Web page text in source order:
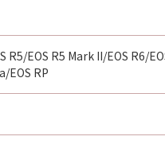
R5/EOS R5 Mark II/EOS R6/
EOS RP